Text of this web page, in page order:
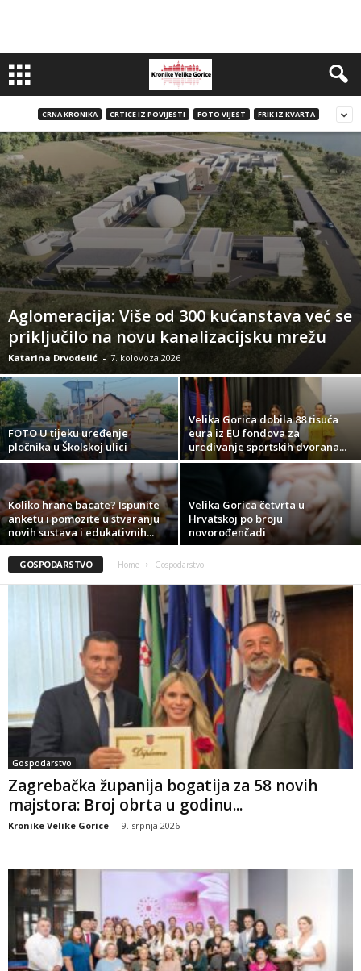
CRNA KRONIKA CRTICE IZ POVIJESTI FOTO VIJEST FRIK IZ KVARTA
Aglomeracija: Više od 300 kućanstava već se
priključilo na novu kanalizacijsku mrežu
Katarina Drvodelić - 7. kolovoza 2026
FOTO U tijeku uređenje
pločnika u Školskoj ulici
Velika Gorica dobila 88 tisuća
eura iz EU fondova za
uređivanje sportskih dvorana...
Koliko hrane bacate? Ispunite
anketu i pomozite u stvaranju
novih sustava i edukativnih...
Velika Gorica četvrta u
Hrvatskoj po broju
novorođenčadi
GOSPODARSTVO Home Gospodarstvo
Gospodarstvo
Zagrebačka županija bogatija za 58 novih
majstora: Broj obrta u godinu...
Kronike Velike Gorice - 9. srpnja 2026